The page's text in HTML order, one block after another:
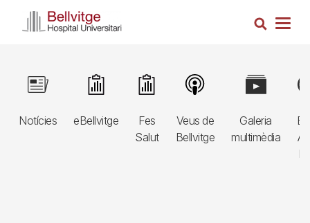
Cerca
Navegació
principal
3r
Notícies
Image
eBellvitge
Image
Fes
Salut
Image
Veus de
Bellvitge
Image
Galeria
multimèdia
Image